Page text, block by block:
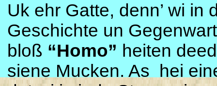
Uk ehr Gatte, denn’ wi in
Geschichte un
bloß “Homo” heiten
siene Mucken. As hei